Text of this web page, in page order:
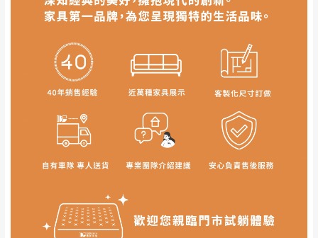
（可於LINE線上詢問 →@dershin）
加收說明
。
本司貨車運送如因路況不佳、天候惡劣、過於偏遠之
貨。
由於透過電腦螢幕選購商品，可能會因個人
電腦螢幕的設定色差或解析度等因素， 與實
際商品的顏色、質感稍有不同，如因此而需
退換貨，
需自付來回運費及人資成本，請您
訂購前詳加確認。(包含商品尺寸是否合適)。
訂購前請確認商品尺寸，大型物件因為人工
丈量，難免會有些許誤差值(約正負0.5CM)
內通知客服人員(Line@ ID：
須保持商品全新狀態與完整包裝。鑑賞期間